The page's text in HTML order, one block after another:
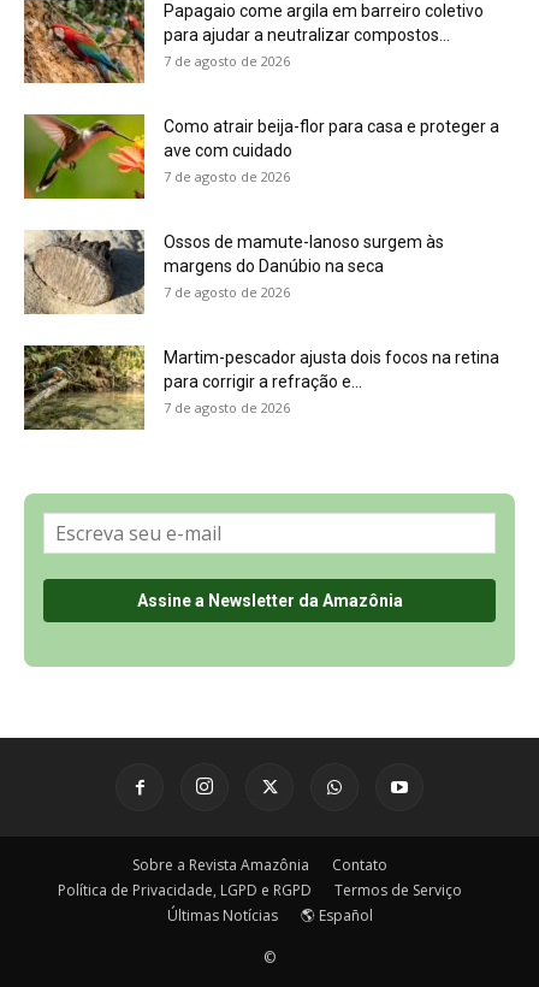
Papagaio come argila em barreiro coletivo
para ajudar a neutralizar compostos...
7 de agosto de 2026
Como atrair beija-flor para casa e proteger a
ave com cuidado
7 de agosto de 2026
Ossos de mamute-lanoso surgem às
margens do Danúbio na seca
7 de agosto de 2026
Martim-pescador ajusta dois focos na retina
para corrigir a refração e...
7 de agosto de 2026
Sobre a Revista Amazônia
Contato
Política de Privacidade, LGPD e RGPD
Termos de Serviço
Últimas Notícias
🌎 Español
©